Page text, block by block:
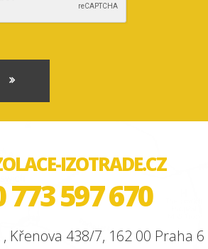
IZOTRADE.CZ
773 597 670
, Křenova 438/7, 162 00 Praha 6